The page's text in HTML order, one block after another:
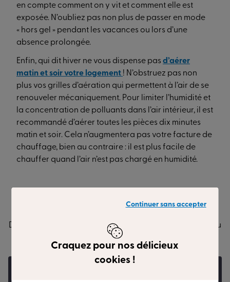
en compte comment on y vit et comment elle est
exposée. N’oubliez pas non plus de passer en mode
« hors gel » pendant les vacances ou lors d’une
absence prolongée.
Enfin, qui dit hiver ne vous dispense pas d’aérer
matin et soir votre logement ! N’obstruez pas non
plus vos grilles d’aération qui permettent à l’air de se
renouveler mécaniquement. Pour limiter l’humidité et
la concentration de polluants dans l’air intérieur, il est
recommandé d’aérer toutes les pièces dix minutes
matin et soir. Cela n’augmentera pas votre facture de
chauffage, bien au contraire : il est plus facile de
chauffer quand l’air n’est pas chargé en humidité.
même thématique
Des décryptages et astuces pratiques pour donner vie au
projet d’habitat qui vous ressemble.
Continuer sans accepter
Craquez pour nos délicieux
cookies !